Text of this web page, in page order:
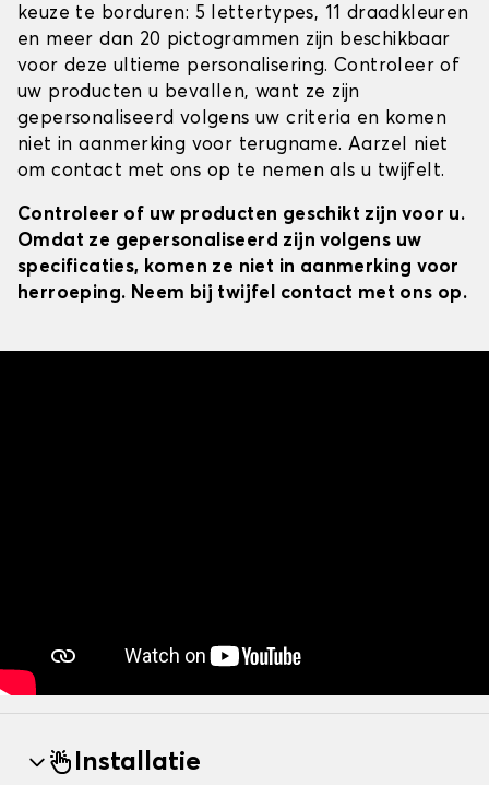
keuze te borduren: 5 lettertypes, 11 draadkleuren
en meer dan 20 pictogrammen zijn beschikbaar
voor deze ultieme personalisering. Controleer of
uw producten u bevallen, want ze zijn
gepersonaliseerd volgens uw criteria en komen
niet in aanmerking voor terugname. Aarzel niet
om contact met ons op te nemen als u twijfelt.
Controleer of uw producten geschikt zijn voor u.
Omdat ze gepersonaliseerd zijn volgens uw
specificaties, komen ze niet in aanmerking voor
herroeping. Neem bij twijfel contact met ons op.
Installatie